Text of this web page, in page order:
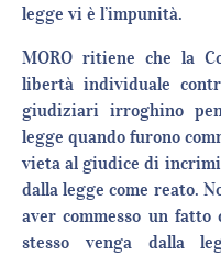
legge vi è l’impunità.
MORO ritiene che la
libertà individuale
giudiziari irroghino
legge quando furono
vieta al giudice di
dalla legge come reato.
aver commesso un
stesso venga dalla